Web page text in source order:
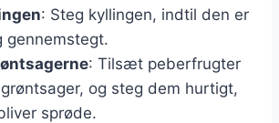
: Steg kyllingen, indtil den er
gennemstegt.
: Tilsæt peberfrugter
og steg dem hurtigt,
sprøde.